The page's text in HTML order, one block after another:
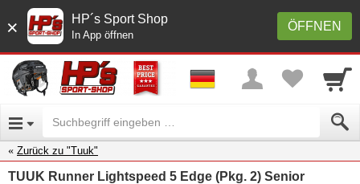
× ÖFFNEN
HP´s Sport Shop
In App öffnen
Zurück zu "Tuuk"
TUUK Runner Lightspeed 5 Edge (Pkg. 2) Senior